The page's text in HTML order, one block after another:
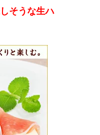
そうな生ハ